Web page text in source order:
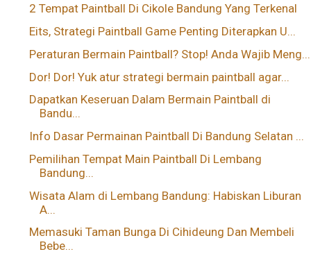
2 Tempat Paintball Di Cikole Bandung Yang Terkenal
Eits, Strategi Paintball Game Penting Diterapkan U...
Peraturan Bermain Paintball? Stop! Anda Wajib Meng...
Dor! Dor! Yuk atur strategi bermain paintball agar...
Dapatkan Keseruan Dalam Bermain Paintball di
Bandu...
Info Dasar Permainan Paintball Di Bandung Selatan ...
Pemilihan Tempat Main Paintball Di Lembang
Bandung...
Wisata Alam di Lembang Bandung: Habiskan Liburan
A...
Memasuki Taman Bunga Di Cihideung Dan Membeli
Bebe...